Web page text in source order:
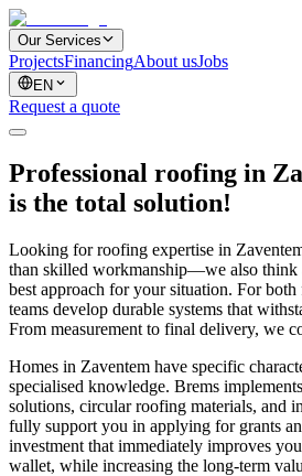
Our Services
ProjectsFinancingAbout usJobs
EN
Request a quote
Professional roofing in
is the total solution!
Looking for roofing expertise in
than skilled workmanship—we also
best approach for your situation. For
teams develop durable systems that
From measurement to final delivery, we
Homes in Zaventem have specific
specialised knowledge. Brems
solutions, circular roofing materials, and
fully support you in applying for grants
investment that immediately improves
wallet, while increasing the long-term